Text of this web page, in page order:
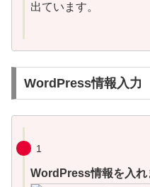
出ています。
WordPress情報入力
1
WordPress情報を入れ